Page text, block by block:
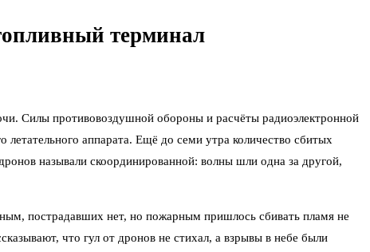
терминал
Силы противовоздушной обороны и расчёты радиоэлектронной
аппарата. Ещё до семи утра количество сбитых
называли скоординированной: волны шли одна за другой,
пострадавших нет, но пожарным пришлось сбивать пламя не
что гул от дронов не стихал, а взрывы в небе были